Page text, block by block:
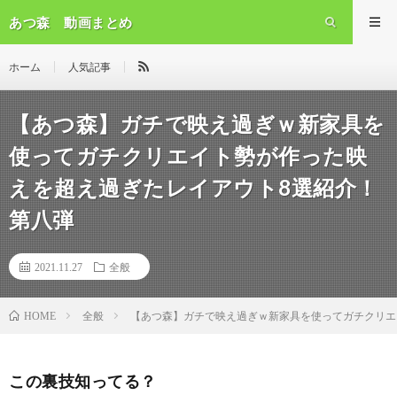
あつ森 動画まとめ
ホーム 人気記事
【あつ森】ガチで映え過ぎｗ新家具を
使ってガチクリエイト勢が作った映
えを超え過ぎたレイアウト8選紹介！
第八弾
2021.11.27 全般
HOME 全般 【あつ森】ガチで映え過ぎｗ新家具を使ってガチク
この裏技知ってる？